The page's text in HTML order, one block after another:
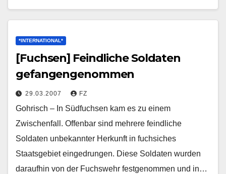
*INTERNATIONAL*
[Fuchsen] Feindliche Soldaten
gefangengenommen
29.03.2007 FZ
Gohrisch – In Südfuchsen kam es zu einem
Zwischenfall. Offenbar sind mehrere feindliche
Soldaten unbekannter Herkunft in fuchsiches
Staatsgebiet eingedrungen. Diese Soldaten wurden
daraufhin von der Fuchswehr festgenommen und in…